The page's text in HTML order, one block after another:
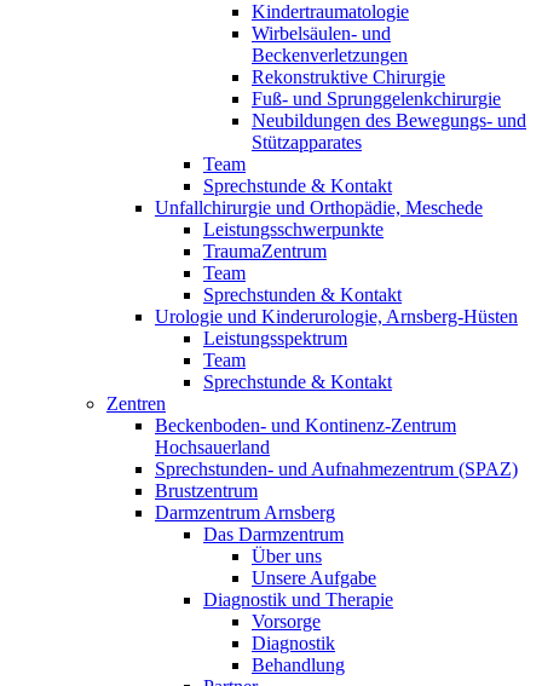
Kindertraumatologie
Wirbelsäulen- und
Beckenverletzungen
Rekonstruktive Chirurgie
Fuß- und Sprunggelenkchirurgie
Neubildungen des Bewegungs- und
Stützapparates
Team
Sprechstunde & Kontakt
Unfallchirurgie und Orthopädie, Meschede
Leistungsschwerpunkte
TraumaZentrum
Team
Sprechstunden & Kontakt
Urologie und Kinderurologie, Arnsberg-Hüsten
Leistungsspektrum
Team
Sprechstunde & Kontakt
Zentren
Beckenboden- und Kontinenz-Zentrum
Hochsauerland
Sprechstunden- und Aufnahmezentrum (SPAZ)
Brustzentrum
Darmzentrum Arnsberg
Das Darmzentrum
Über uns
Unsere Aufgabe
Diagnostik und Therapie
Vorsorge
Diagnostik
Behandlung